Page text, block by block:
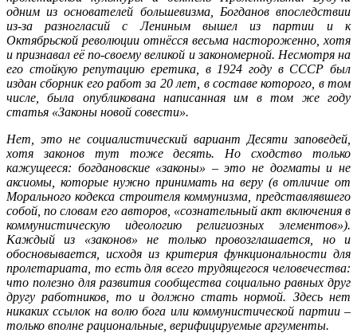
одним из основателей большевизма, Богданов впоследствии
из-за разногласий с Лениным вышел из партии и к
Октябрьской революции отнёсся весьма настороженно, хотя
и признавал её по-своему великой и закономерной. Несмотря на
его стойкую репутацию еретика, в 1924 году в СССР был
издан сборник его работ за 20 лет, в составе которого, в том
числе, была опубликована написанная им в том же году
статья «Законы новой совести».
Нет, это не социалистический вариант Десяти заповедей,
хотя законов тут тоже десять. Но сходство только
кажущееся: богдановские «законы» – это не догматы и не
аксиомы, которые нужно принимать на веру (в отличие от
Морального кодекса строителя коммунизма, представлявшего
собой, по словам его авторов, «сознательный акт включения в
коммунистическую идеологию религиозных элементов»).
Каждый из «законов» не только провозглашается, но и
обосновывается, исходя из критерия функциональности для
пролетариата, то есть для всего трудящегося человечества:
что полезно для развития сообщества социально равных друг
другу работников, то и должно стать нормой. Здесь нет
никаких ссылок на волю бога или коммунистической партии –
только вполне рациональные, верифицируемые аргументы.